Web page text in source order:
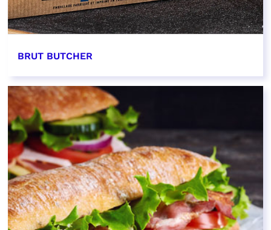
BRUT BUTCHER
EN SAVOIR PLUS